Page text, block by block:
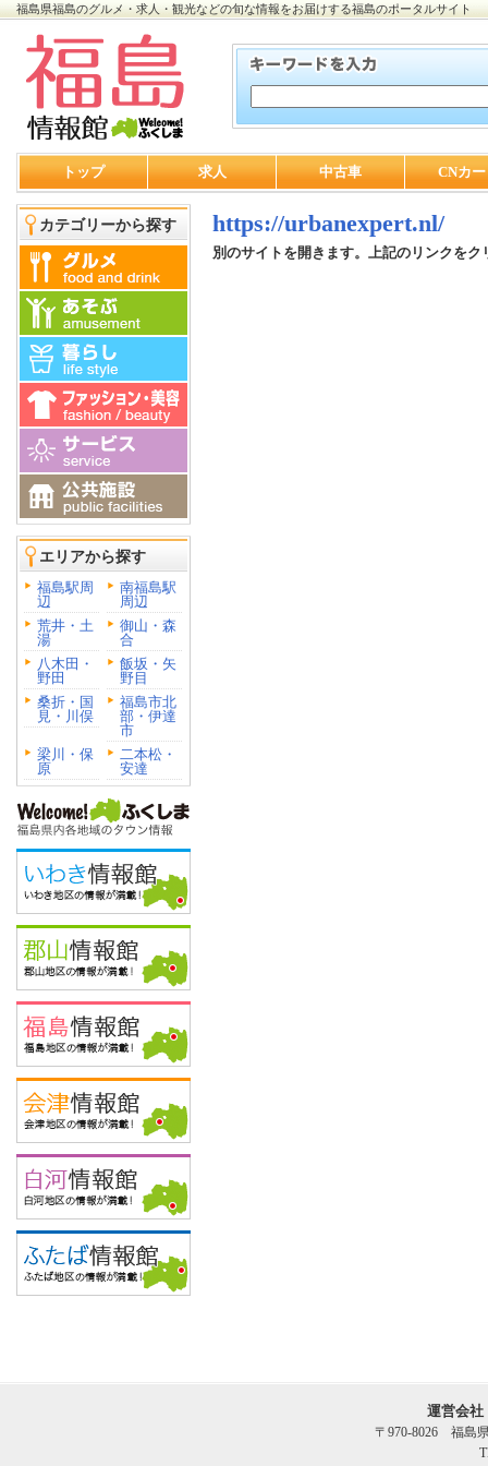
福島県福島のグルメ・求人・観光などの旬な情報をお届けする福島のポータルサイト
トップ 求人 中古車 CNカ
カテゴリーから探す
エリアから探す
福島駅周
辺
南福島駅
周辺
荒井・土
湯
御山・森
合
八木田・
野田
飯坂・矢
野目
桑折・国
見・川俣
福島市北
部・伊達
市
梁川・保
原
二本松・
安達
https://urbanexpert.nl/
別のサイトを開きます。上記のリンクをク
運営会
〒970-8026 福島